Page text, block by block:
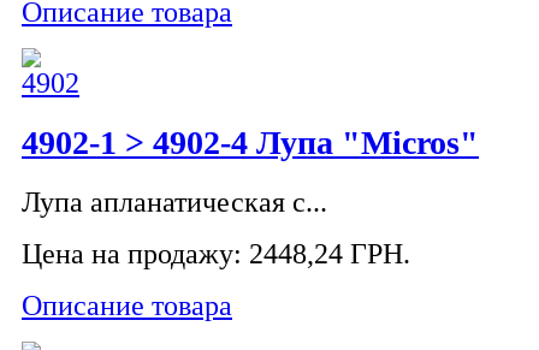
Описание товара
4902-1 > 4902-4 Лупа "Micros"
Лупа апланатическая c...
Цена на продажу: 2448,24 ГРН.
Описание товара